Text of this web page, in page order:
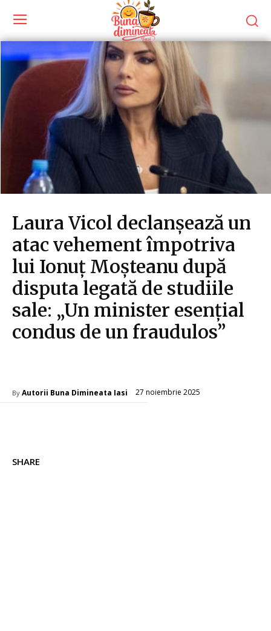
Laura Vicol declanșează un
atac vehement împotriva
lui Ionuț Moșteanu după
disputa legată de studiile
sale: „Un minister esențial
condus de un fraudulos”
By Autorii Buna Dimineata Iasi 27 noiembrie 2025
SHARE